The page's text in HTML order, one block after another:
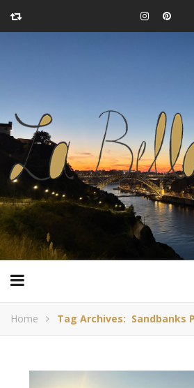
Home Tag Archives: Sandbanks